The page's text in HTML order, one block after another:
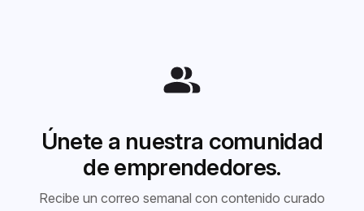
Únete a nuestra comunidad
de emprendedores.
Recibe un correo semanal con contenido curado